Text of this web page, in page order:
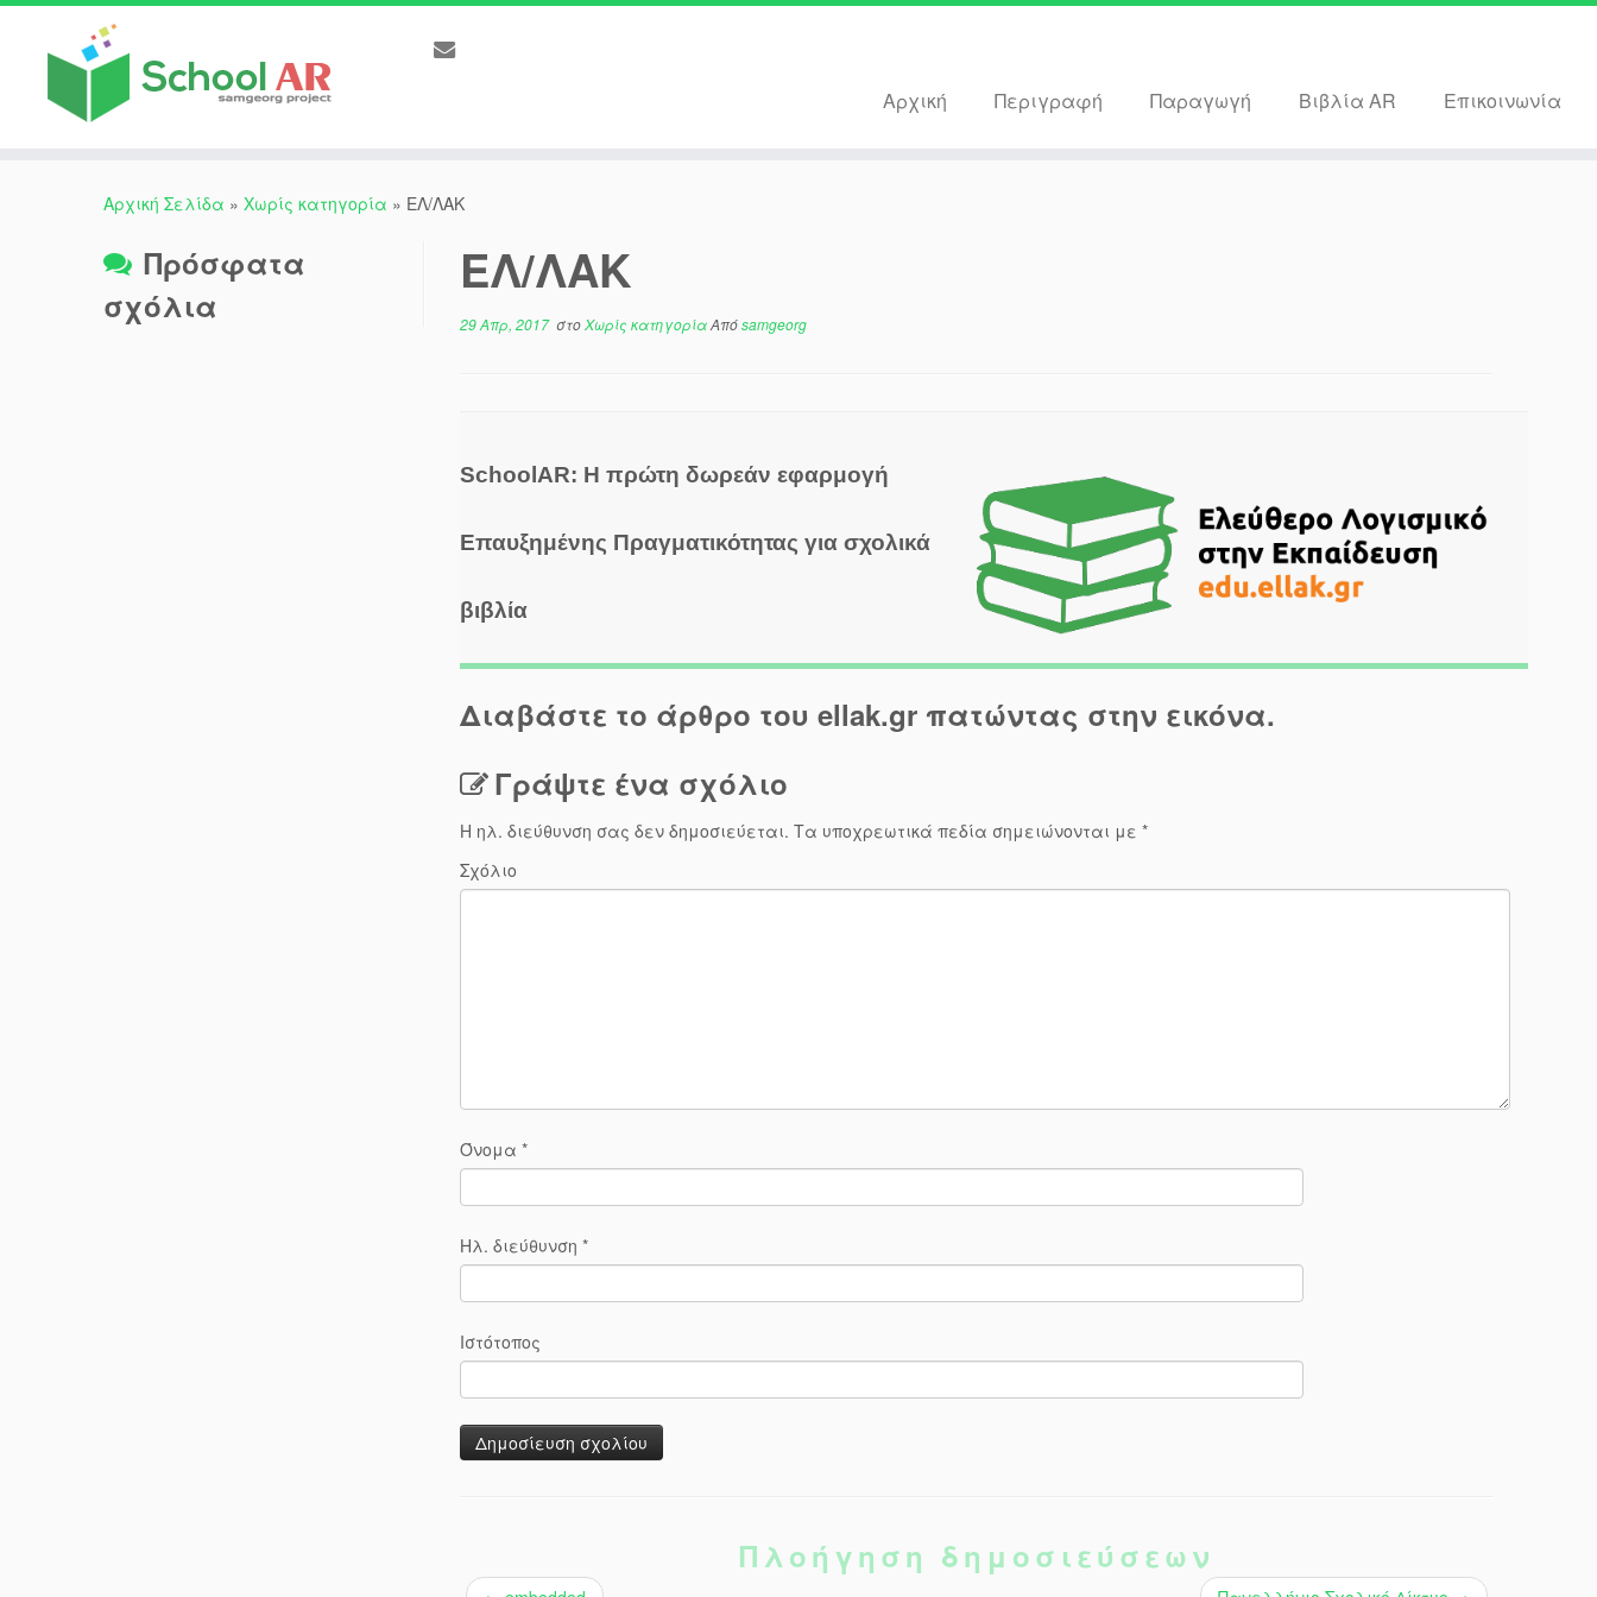
Αρχική Περιγραφή Παραγωγή Βιβλία AR Επικοινωνία
Αρχική Σελίδα » Χωρίς κατηγορία » ΕΛ/ΛΑΚ
Πρόσφατα
σχόλια
ΕΛ/ΛΑΚ
29 Απρ, 2017στοΧωρίς κατηγορίαΑπόsamgeorg
SchoolAR: Η πρώτη δωρεάν εφαρμογή
Επαυξημένης Πραγματικότητας για σχολικά
βιβλία
Διαβάστε το άρθρο του ellak.gr πατώντας στην εικόνα.
Γράψτε ένα σχόλιο
Η ηλ. διεύθυνση σας δεν δημοσιεύεται. Τα υποχρεωτικά πεδία σημειώνονται με *
Σχόλιο
Όνομα *
Ηλ. διεύθυνση *
Ιστότοπος
Πλοήγηση δημοσιεύσεων